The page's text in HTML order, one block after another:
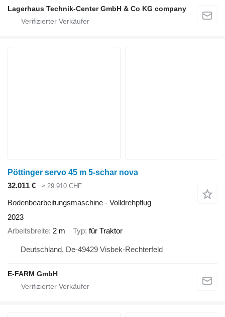
Lagerhaus Technik-Center GmbH & Co KG company
Pöttinger servo 45 m 5-schar nova
32.011 €
≈ 29.910 CHF
Bodenbearbeitungsmaschine - Volldrehpflug
2023
Arbeitsbreite 2 m Typ für Traktor
Deutschland, De-49429 Visbek-Rechterfeld
E-FARM GmbH